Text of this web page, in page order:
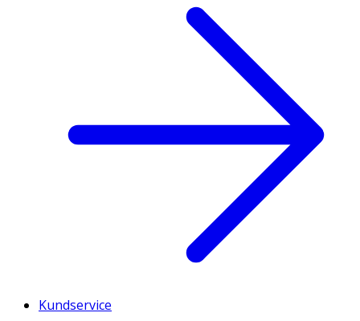
Kundservice